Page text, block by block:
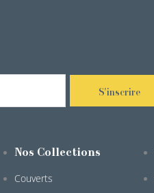
S'inscrire
Nos Collections
Couverts